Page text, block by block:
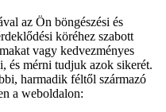
az Ön böngészési és
köréhez szabott
vagy kedvezményes
és mérni tudjuk azok sikerét.
harmadik féltől származó
a weboldalon: